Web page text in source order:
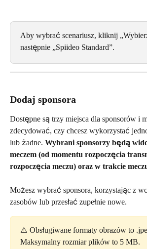
Aby wybrać scenariusz, kliknij
następnie „Spiideo Standard”.
Dodaj sponsora
Dostępne są trzy miejsca dla sponsorów i
zdecydować, czy chcesz wykorzystać
lub żadne. Wybrani sponsorzy będą
meczem (od momentu rozpoczęcia
rozpoczęcia meczu) oraz w trakcie
Możesz wybrać sponsora, korzystając z
zasobów lub przesłać zupełnie nowe.
⚠️ Obsługiwane formaty obrazów to
Maksymalny rozmiar plików to 5 MB.